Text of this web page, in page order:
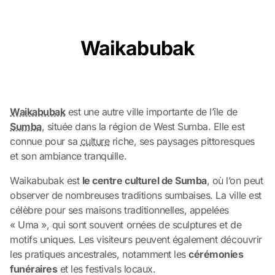
Waikabubak
Waikabubakest une autre ville importante de l’île de
Sumba, située dans la région de West Sumba. Elle est
connue pour sa cultureriche, ses paysages pittoresques
et son ambiance tranquille.
Waikabubak est le centre culturel de Sumba, où l’on peut
observer de nombreuses traditions sumbaises. La ville est
célèbre pour ses maisons traditionnelles, appelées
« Uma », qui sont souvent ornées de sculptures et de
motifs uniques. Les visiteurs peuvent également découvrir
les pratiques ancestrales, notamment lescérémonies
funéraireset les festivals locaux.